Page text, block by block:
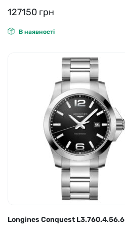
127150 грн
В наявності
Longines Conquest L3.760.4.56.6